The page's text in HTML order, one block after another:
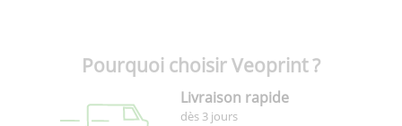
Pourquoi choisir Veoprint ?
Livraison rapide
dès 3 jours